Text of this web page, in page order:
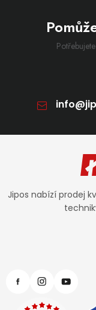
info@
Zápatí
Jipos nabízí prodej